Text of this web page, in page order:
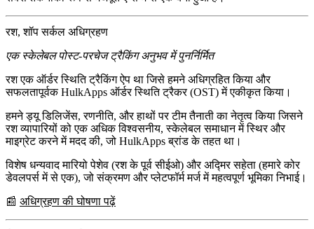
रश, शॉप सर्कल अधिग्रहण
एक स्केलेबल पोस्ट-परचेज ट्रैकिंग अनुभव में पुनर्निर्मित
रश एकऑर्डर स्थिति ट्रैकिंग ऐप था जिसे हमने अधिग्रहित किया और
सफलतापूर्वकHulkApps ऑर्डर स्थिति ट्रैकर (OST)में एकीकृत किया।
हमनेड्यू डिलिजेंस,रणनीति, और हाथों पर टीम तैनाती का नेतृत्व किया जिसने
रश व्यापारियों कोएक अधिक विश्वसनीय, स्केलेबल समाधानमें स्थिर और
माइग्रेट करने में मदद की, जो HulkApps ब्रांड के तहत था।
विशेष धन्यवादमारियो पेशेव (रश के पूर्व सीईओ) औरअद्मिर सहेता (हमारे कोर
डेवलपर्स में से एक), जो संक्रमण और प्लेटफॉर्म मर्ज में महत्वपूर्ण भूमिका निभाई।
📰 अधिग्रहण की घोषणा पढ़ें